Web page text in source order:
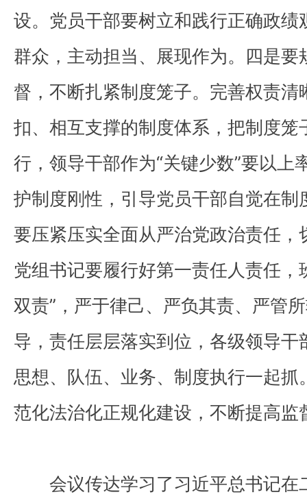
设。党员干部要树立和践行正确政
群众，主动担当、展现作为。四是
督，不断扎紧制度笼子。完善权责
扣、相互支撑的制度体系，把制度
行，领导干部作为“关键少数”要以上
护制度刚性，引导党员干部自觉在
要压紧压实全面从严治党政治责任
党组书记要履行好第一责任人责任，
双责”，严于律己、严负其责、严管
导，责任层层落实到位，各级领导
思想、队伍、业务、制度执行一起
范化法治化正规化建设，不断提高监
会议传达学习了习近平总书记